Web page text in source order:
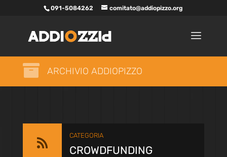
091-5084262 comitato@addiopizzo.org
 ARCHIVIO ADDIOPIZZO

CATEGORIA
CROWDFUNDING